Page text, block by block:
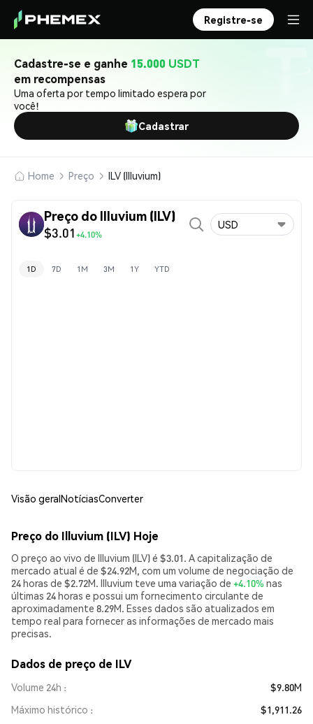
Registre-se
Cadastre-se e ganhe 15.000 USDT
em recompensas
Uma oferta por tempo limitado espera por
você!
Cadastrar
Home Preço ILV (Illuvium)
Preço do Illuvium (ILV)
$3.01 +4.10%
USD
1D 7D 1M 3M 1Y YTD
Visão geralNotíciasConverter
Preço do Illuvium (ILV) Hoje
O preço ao vivo de Illuvium (ILV) é $3.01. A capitalização de
mercado atual é de $24.92M, com um volume de negociação de
24 horas de $2.72M. Illuvium teve uma variação de +4.10% nas
últimas 24 horas e possui um fornecimento circulante de
aproximadamente 8.29M. Esses dados são atualizados em
tempo real para fornecer as informações de mercado mais
precisas.
Dados de preço de ILV
Volume 24h
$9.80M
Máximo histórico
$1,911.26